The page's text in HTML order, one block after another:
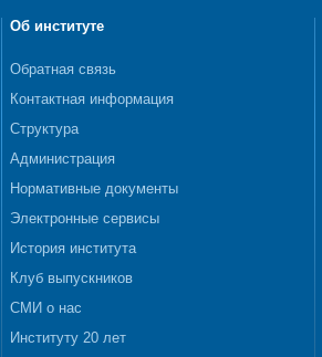
Об институте
Обратная связь
Контактная информация
Структура
Администрация
Нормативные документы
Электронные сервисы
История института
Клуб выпускников
СМИ о нас
Институту 20 лет